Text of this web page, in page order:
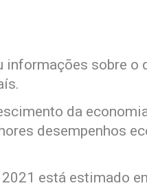
sobre o
da
desempenhos
está estimado